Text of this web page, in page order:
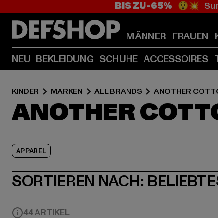
BIS ZU -65% 😲💥
MÄNNER FRAUEN
NEU BEKLEIDUNG SCHUHE ACCESSOIRES
KINDER MARKEN ALL BRANDS ANOTHER
ANOTHER
APPAREL
SORTIEREN NACH:
44 ARTIKEL